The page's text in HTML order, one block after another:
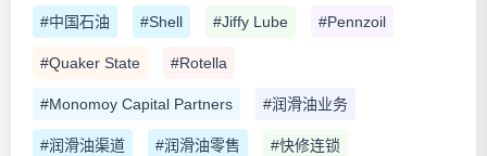
#中国石油 #Shell #Jiffy Lube #Pennzoil
#Quaker State #Rotella
#Monomoy Capital Partners #润滑油业务
#润滑油渠道 #润滑油零售 #快修连锁